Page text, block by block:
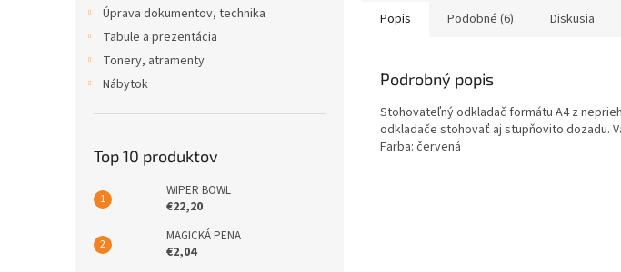
Úprava dokumentov, technika
Tabule a prezentácia
Tonery, atramenty
Nábytok
Top 10 produktov
WIPER BOWL
€22,20
MAGICKÁ PENA
€2,04
Popis Podobné (6) Diskusia
Podrobný popis
Stohovateľný odkladač formátu A4 z
odkladače stohovať aj stupňovito dozadu.
Farba: červená